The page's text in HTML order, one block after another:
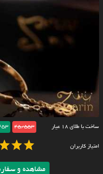
ساخت با طلای ۱۸ عیار 45/553
امتیاز کاربران
مشاهده و